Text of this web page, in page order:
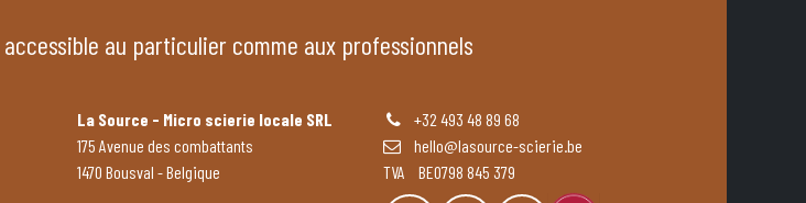
accessible au particulier comme aux professionnels
La Source - Micro scierie locale SRL
175 Avenue des combattants
1470 Bousval - Belgique
+32 493 48 89 68
hello@lasource-scierie.be
TVA BE0798 845 379